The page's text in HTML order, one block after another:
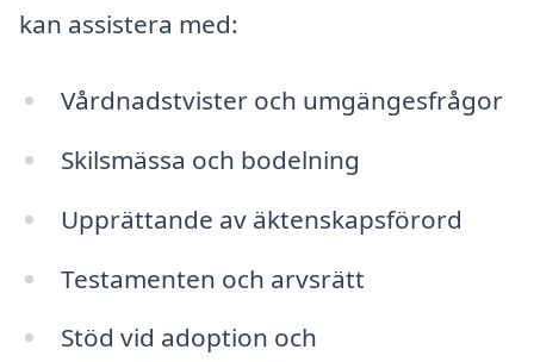
kan assistera med:
Vårdnadstvister och umgängesfrågor
Skilsmässa och bodelning
Upprättande av äktenskapsförord
Testamenten och arvsrätt
Stöd vid adoption och